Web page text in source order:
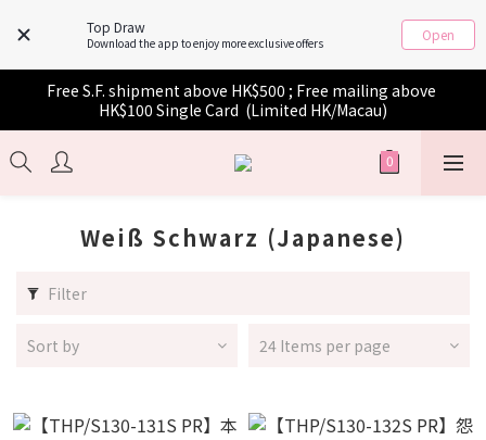
Top Draw
Download the app to enjoy more exclusive offers Open
Free S.F. shipment above HK$500 ; Free mailing above
HK$100 Single Card  (Limited HK/Macau)
Weiß Schwarz (Japanese)
Filter
Sort by 24 Items per page